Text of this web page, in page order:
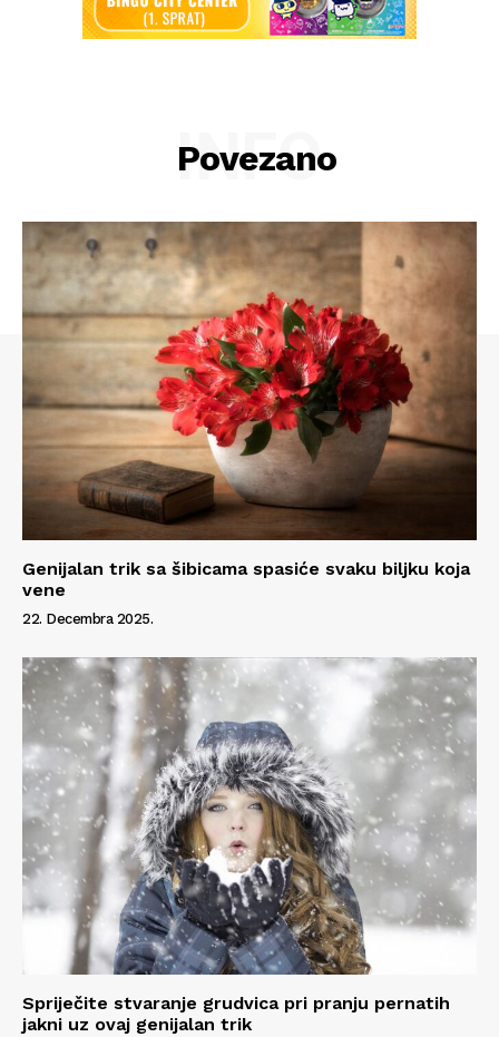
Info
Kontakt
Impressum
Povezano
INFO
Genijalan trik sa šibicama spasiće svaku biljku koja
vene
22. Decembra 2025.
Spriječite stvaranje grudvica pri pranju pernatih
jakni uz ovaj genijalan trik